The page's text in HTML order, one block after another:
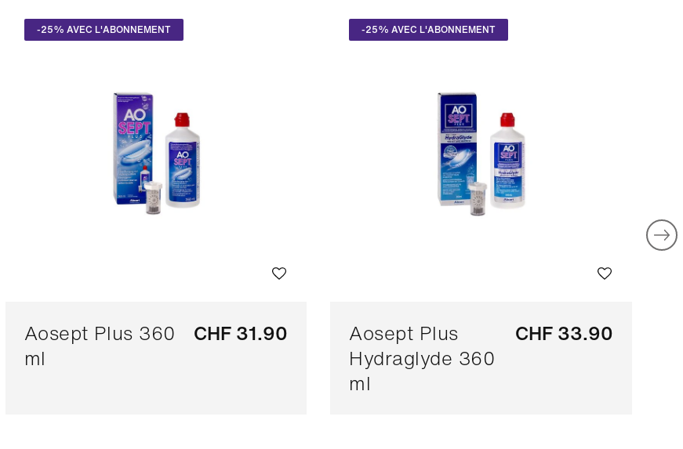
-25% AVEC L'ABONNEMENT
Aosept Plus 360
ml
CHF 31.90
-25% AVEC L'ABONNEMENT
Aosept Plus
Hydraglyde 360
ml
CHF 33.90